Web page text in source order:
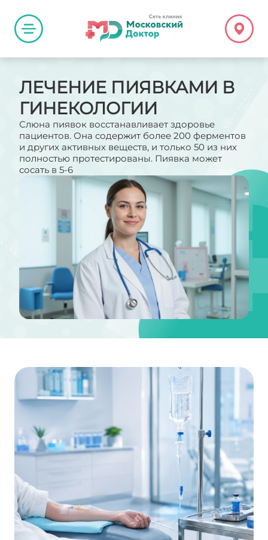
ЛЕЧЕНИЕ ПИЯВКАМИ В
ГИНЕКОЛОГИИ
Слюна пиявок восстанавливает здоровье
пациентов. Она содержит более 200 ферментов
и других активных веществ, и только 50 из них
полностью протестированы. Пиявка может
сосать в 5-6